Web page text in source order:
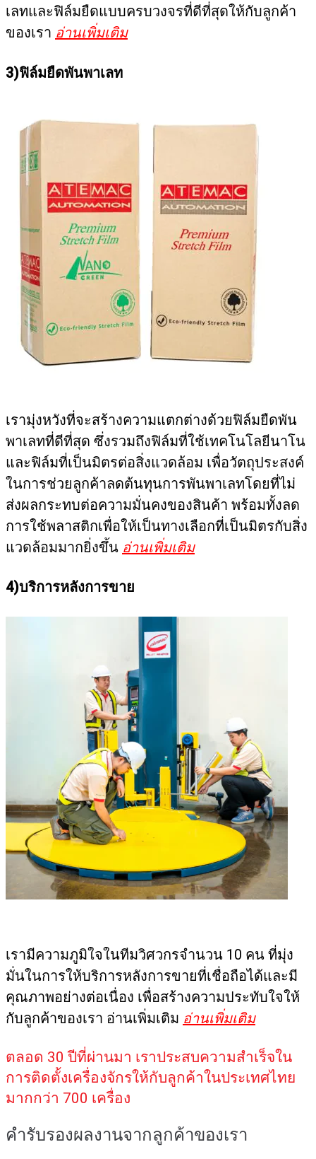
เลทและฟิล์มยืดแบบครบวงจรที่ดีที่สุดให้กับลูกค้า
ของเรา อ่านเพิ่มเติม
3)ฟิล์มยืดพันพาเลท
เรามุ่งหวังที่จะสร้างความแตกต่างด้วยฟิล์มยืดพัน
พาเลทที่ดีที่สุด ซึ่งรวมถึงฟิล์มที่ใช้เทคโนโลยีนาโน
และฟิล์มที่เป็นมิตรต่อสิ่งแวดล้อม เพื่อวัตถุประสงค์
ในการช่วยลูกค้าลดต้นทุนการพันพาเลทโดยที่ไม่
ส่งผลกระทบต่อความมั่นคงของสินค้า พร้อมทั้งลด
การใช้พลาสติกเพื่อให้เป็นทางเลือกที่เป็นมิตรกับสิ่ง
แวดล้อมมากยิ่งขึ้น อ่านเพิ่มเติม
4)บริการหลังการขาย
เรามีความภูมิใจในทีมวิศวกรจำนวน 10 คน ที่มุ่ง
มั่นในการให้บริการหลังการขายที่เชื่อถือได้และมี
คุณภาพอย่างต่อเนื่อง เพื่อสร้างความประทับใจให้
กับลูกค้าของเรา อ่านเพิ่มเติม อ่านเพิ่มเติม
ตลอด 30 ปีที่ผ่านมา เราประสบความสำเร็จใน
การติดตั้งเครื่องจักรให้กับลูกค้าในประเทศไทย
มากกว่า 700 เครื่อง
คำรับรองผลงานจากลูกค้าของเรา